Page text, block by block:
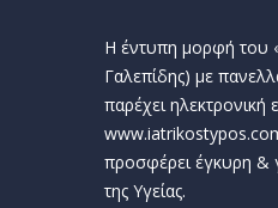
Η έντυπη μορφή του
Γαλεπίδης) με
παρέχει
προσφέρει έγκυρη
της Υγείας.